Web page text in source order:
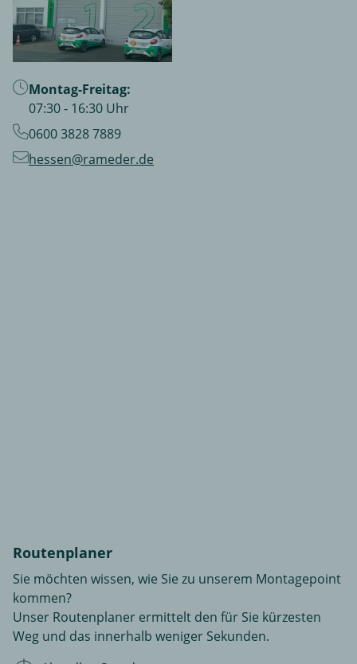
Montag-Freitag:
07:30 - 16:30 Uhr
0600 3828 7889
hessen@rameder.de
Routenplaner
Sie möchten wissen, wie Sie zu unserem Montagepoint
kommen?
Unser Routenplaner ermittelt den für Sie kürzesten
Weg und das innerhalb weniger Sekunden.